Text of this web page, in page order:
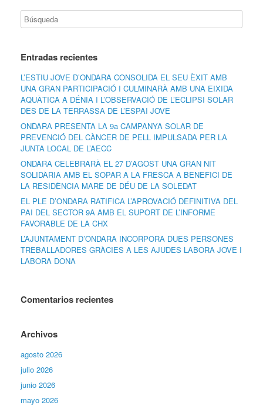
Entradas recientes
L’ESTIU JOVE D’ONDARA CONSOLIDA EL SEU ÈXIT AMB
UNA GRAN PARTICIPACIÓ I CULMINARÀ AMB UNA EIXIDA
AQUÀTICA A DÉNIA I L’OBSERVACIÓ DE L’ECLIPSI SOLAR
DES DE LA TERRASSA DE L’ESPAI JOVE
ONDARA PRESENTA LA 9a CAMPANYA SOLAR DE
PREVENCIÓ DEL CÀNCER DE PELL IMPULSADA PER LA
JUNTA LOCAL DE L’AECC
ONDARA CELEBRARÀ EL 27 D’AGOST UNA GRAN NIT
SOLIDÀRIA AMB EL SOPAR A LA FRESCA A BENEFICI DE
LA RESIDÈNCIA MARE DE DÉU DE LA SOLEDAT
EL PLE D’ONDARA RATIFICA L’APROVACIÓ DEFINITIVA DEL
PAI DEL SECTOR 9A AMB EL SUPORT DE L’INFORME
FAVORABLE DE LA CHX
L’AJUNTAMENT D’ONDARA INCORPORA DUES PERSONES
TREBALLADORES GRÀCIES A LES AJUDES LABORA JOVE I
LABORA DONA
Comentarios recientes
Archivos
agosto 2026
julio 2026
junio 2026
mayo 2026